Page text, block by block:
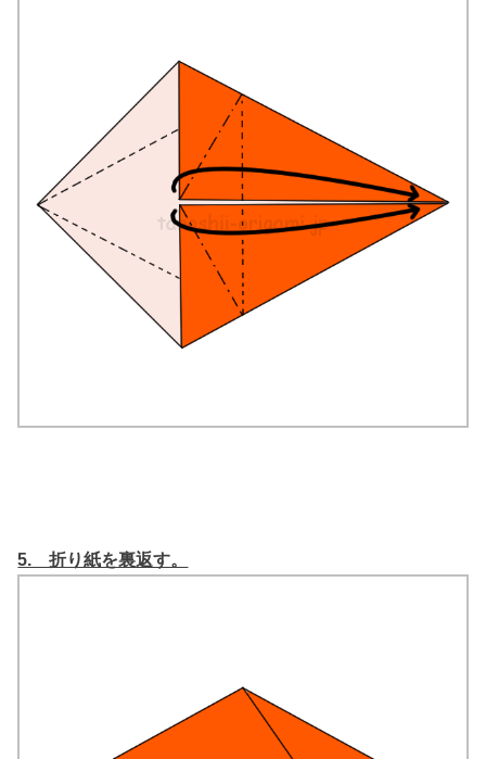
5. 折り紙を裏返す。